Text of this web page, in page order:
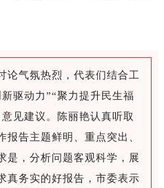
论气氛热烈，代表们结合工
驱动力”“聚力提升民生福
见建议。陈丽艳认真听取
报告主题鲜明、重点突出、
是，分析问题客观科学，展
真务实的好报告，市委表示